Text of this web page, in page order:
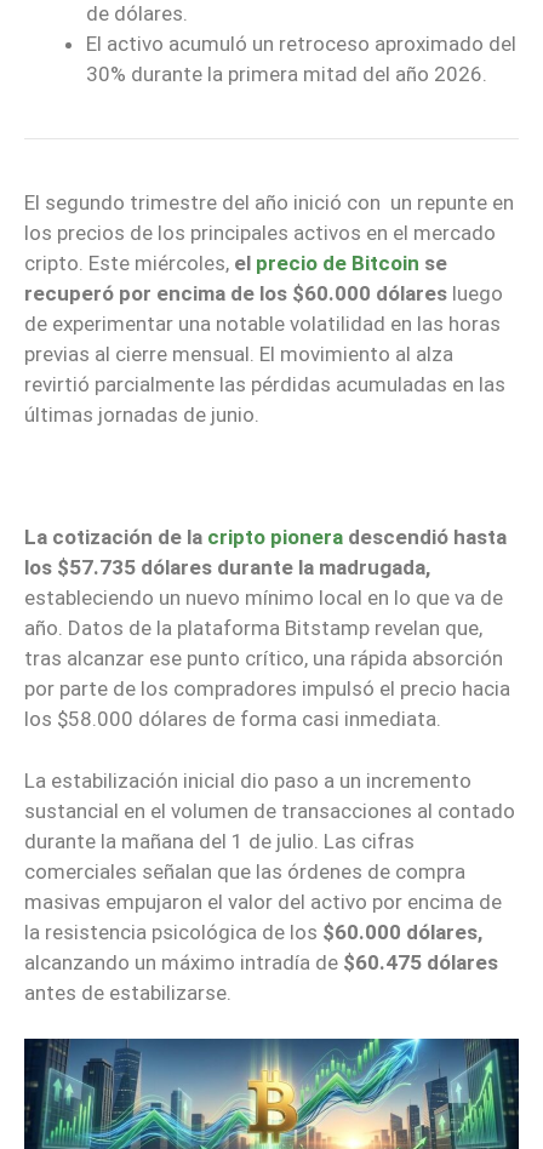
de dólares.
El activo acumuló un retroceso aproximado del
30% durante la primera mitad del año 2026.
El segundo trimestre del año inició con un repunte en
los precios de los principales activos en el mercado
cripto. Este miércoles, el precio de Bitcoin se
recuperó por encima de los $60.000 dólares luego
de experimentar una notable volatilidad en las horas
previas al cierre mensual. El movimiento al alza
revirtió parcialmente las pérdidas acumuladas en las
últimas jornadas de junio.
La cotización de la cripto pionera descendió hasta
los $57.735 dólares durante la madrugada,
estableciendo un nuevo mínimo local en lo que va de
año. Datos de la plataforma Bitstamp revelan que,
tras alcanzar ese punto crítico, una rápida absorción
por parte de los compradores impulsó el precio hacia
los $58.000 dólares de forma casi inmediata.
La estabilización inicial dio paso a un incremento
sustancial en el volumen de transacciones al contado
durante la mañana del 1 de julio. Las cifras
comerciales señalan que las órdenes de compra
masivas empujaron el valor del activo por encima de
la resistencia psicológica de los $60.000 dólares,
alcanzando un máximo intradía de $60.475 dólares
antes de estabilizarse.